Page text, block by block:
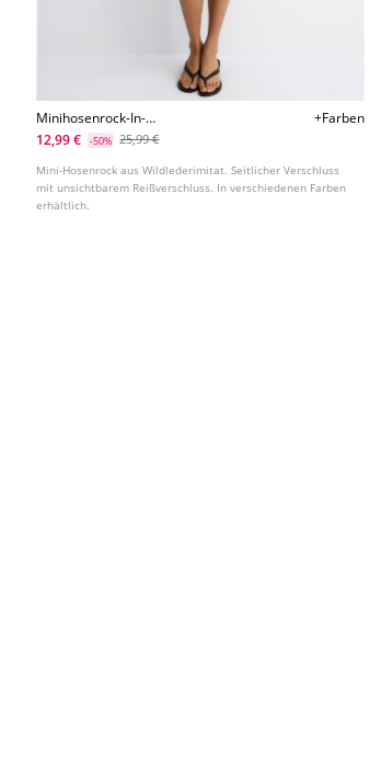
Minihosenrock-In-
Wildlederimitatoptik
+Farben
12,99 €
-50% 25,99 €
Mini-Hosenrock aus Wildlederimitat. Seitlicher Verschluss
mit unsichtbarem Reißverschluss. In verschiedenen Farben
erhältlich.